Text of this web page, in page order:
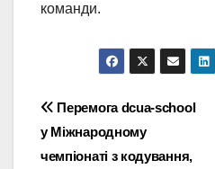
команди.
Навігація
записів
Перемога dcua-school
у Міжнародному
чемпіонаті з кодування,